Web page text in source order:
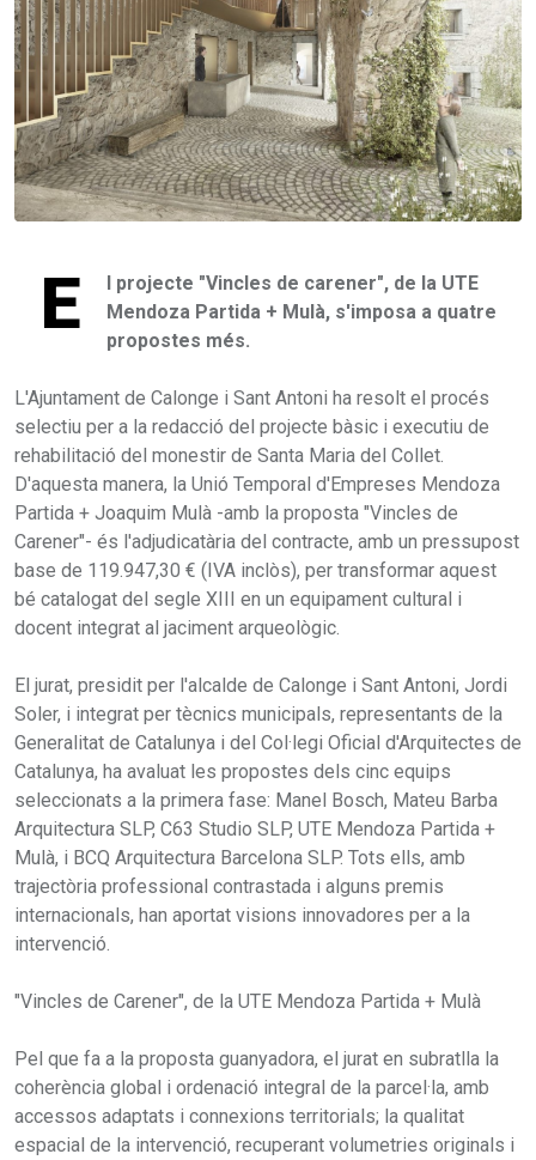
E
l projecte "Vincles de carener", de la UTE
Mendoza Partida + Mulà, s'imposa a quatre
propostes més.
L'Ajuntament de Calonge i Sant Antoni ha resolt el procés
selectiu per a la redacció del projecte bàsic i executiu de
rehabilitació del monestir de Santa Maria del Collet.
D'aquesta manera, la Unió Temporal d'Empreses Mendoza
Partida + Joaquim Mulà -amb la proposta "Vincles de
Carener"- és l'adjudicatària del contracte, amb un pressupost
base de 119.947,30 € (IVA inclòs), per transformar aquest
bé catalogat del segle XIII en un equipament cultural i
docent integrat al jaciment arqueològic.
El jurat, presidit per l'alcalde de Calonge i Sant Antoni, Jordi
Soler, i integrat per tècnics municipals, representants de la
Generalitat de Catalunya i del Col·legi Oficial d'Arquitectes de
Catalunya, ha avaluat les propostes dels cinc equips
seleccionats a la primera fase: Manel Bosch, Mateu Barba
Arquitectura SLP, C63 Studio SLP, UTE Mendoza Partida +
Mulà, i BCQ Arquitectura Barcelona SLP. Tots ells, amb
trajectòria professional contrastada i alguns premis
internacionals, han aportat visions innovadores per a la
intervenció.
"Vincles de Carener", de la UTE Mendoza Partida + Mulà
Pel que fa a la proposta guanyadora, el jurat en subratlla la
coherència global i ordenació integral de la parcel·la, amb
accessos adaptats i connexions territorials; la qualitat
espacial de la intervenció, recuperant volumetries originals i